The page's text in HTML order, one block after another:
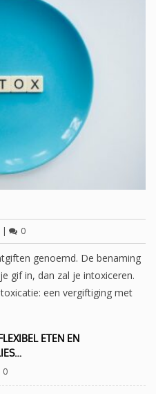
| 0
genoemd. De benaming
gif in, dan zal je intoxiceren.
een vergiftiging met
ETEN EN
0